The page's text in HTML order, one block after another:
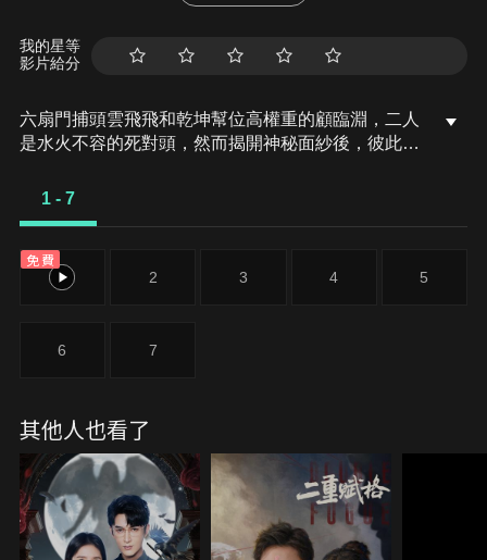
我的星等
影片給分
六扇門捕頭雲飛飛和乾坤幫位高權重的顧臨淵，二人
是水火不容的死對頭，然而揭開神秘面紗後，彼此竟
禁，隨著兩人的破鏡重圓，當年塵封的謎團也逐漸被
1 - 7
免費
1 2 3 4 5
6 7
其他人也看了